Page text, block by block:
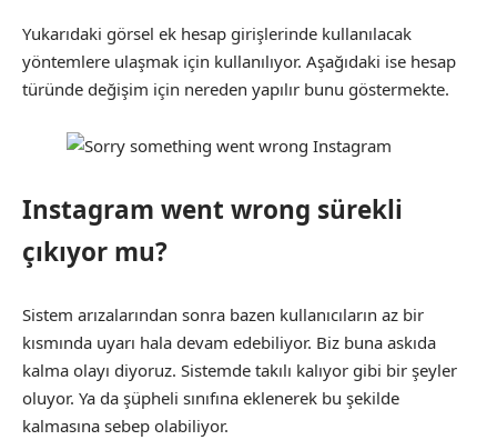
Yukarıdaki görsel ek hesap girişlerinde kullanılacak
yöntemlere ulaşmak için kullanılıyor. Aşağıdaki ise hesap
türünde değişim için nereden yapılır bunu göstermekte.
Instagram went wrong sürekli
çıkıyor mu?
Sistem arızalarından sonra bazen kullanıcıların az bir
kısmında uyarı hala devam edebiliyor. Biz buna askıda
kalma olayı diyoruz. Sistemde takılı kalıyor gibi bir şeyler
oluyor. Ya da şüpheli sınıfına eklenerek bu şekilde
kalmasına sebep olabiliyor.